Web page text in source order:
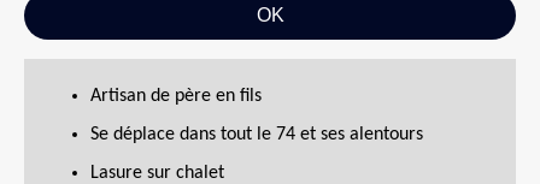
Artisan de père en fils
Se déplace dans tout le 74 et ses alentours
Lasure sur chalet